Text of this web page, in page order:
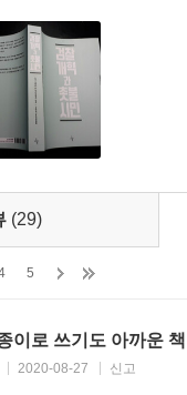
일지’(2019년 8월 9
필과 출간을 지지하고
(29)
5
이로 쓰기도 아까운 책
2020-08-27 신고